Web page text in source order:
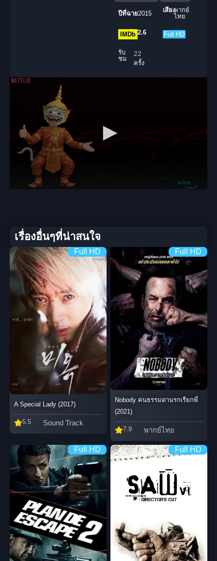
ปีที่ฉาย2015 เสียงพากย์
ไทย
IMDb 2.6 Full HD
รับ
ชม
22
ครั้ง
เรื่องอื่นๆที่น่าสนใจ
Full HD
A Special Lady (2017)
5.5 Sound Track
Full HD
Nobody คนธรรมดานรกเรียกพี่
(2021)
7.9 พากย์ไทย
Full HD Full HD